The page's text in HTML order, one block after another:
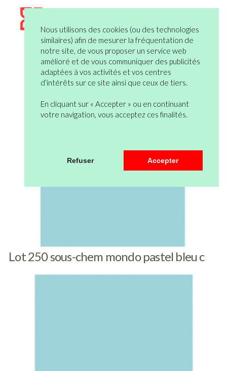
Nous utilisons des cookies (ou des technologies
similaires) afin de mesurer la fréquentation de
notre site, de vous proposer un service web
amélioré et de vous communiquer des publicités
adaptées à vos activités et vos centres
d’intérêts sur ce site ainsi que ceux de tiers.
En cliquant sur « Accepter » ou en continuant
votre navigation, vous acceptez ces finalités.
Refuser Accepter
Lot 250 sous-chem mondo pastel bleu c